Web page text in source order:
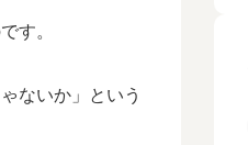
す。
ないか」という